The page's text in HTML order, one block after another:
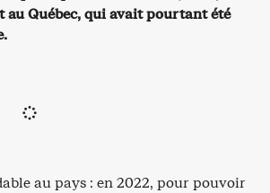
au Québec, qui avait pourtant été
au pays : en 2022, pour pouvoir